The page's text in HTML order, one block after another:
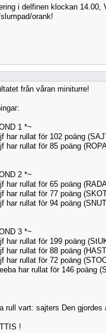
i delfinen klockan 14.00,
orank!
från våran miniturre!
1 *~
har rullat för 102 poäng
har rullat för 85 poäng
2 *~
har rullat för 65 poäng
har rullat för 77 poäng
har rullat för 94 poäng
3 *~
har rullat för 199 poäng
har rullat för 88 poäng
har rullat för 72 poäng
har rullat för 146 poäng
rull vart: sajters Den gjordes
!